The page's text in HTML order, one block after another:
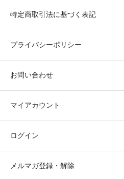
特定商取引法に基づく表記
プライバシーポリシー
お問い合わせ
マイアカウント
ログイン
メルマガ登録・解除